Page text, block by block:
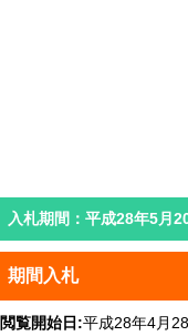
入札期間：平成28年5月
期間入札
閲覧開始日 平成28年4月